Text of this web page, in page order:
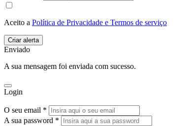
Aceito a Política de Privacidade e Termos de serviço
Enviado
A sua mensagem foi enviada com sucesso.
Login
O seu email *
A sua password *